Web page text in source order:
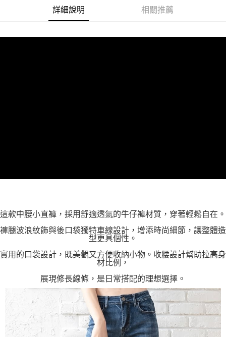
易，需依本服務之必要範圍內提供個人資料，並將交易相關給付款項請求債
權轉讓予恩沛科技股份有限公司。
詳細說明 相關推薦
這款中腰小直褲，採用舒適透氣的牛仔褲材質，穿著輕鬆自在。
褲腿波浪紋飾與後口袋獨特車線設計，增添時尚細節，讓整體造
型更具個性。
實用的口袋設計，既美觀又方便收納小物。收腰設計幫助拉高身
材比例，
展現修長線條，是日常搭配的理想選擇。